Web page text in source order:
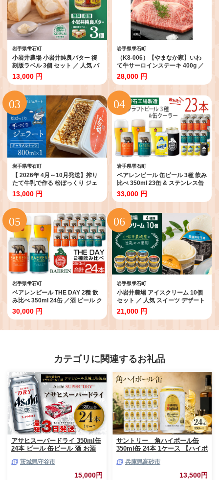
岩手県雫石町
小岩井農場 小岩井純良バター 復
刻版ラベル 3個 セット ／ 人気 バ
ター 醗酵バター 本格派 ヨーロッ
パタイプ 限定品 限定ラベル 乳製
品 個包装 小分け お取り寄せ ギフ
ト プチギフト 贈答用 贈り物 プレ
ゼント お祝い パーティー お土産
手土産 誕生日 記念日 冷蔵 おすす
め
13,000 円
岩手県雫石町
（K8-006）【やまなか家】いわ
て牛サーロインステーキ 400g ／
和牛 牛肉 ステーキ 肉 にく 家庭用
自家用 ご褒美 肉 贈り物 特別 高級
ごちそう プレゼント お取り寄せ
おすすめ おススメ
28,000 円
岩手県雫石町
【 2026年 4月～10月発送】搾り
たて牛乳で作る 松ぼっくり ジェ
ラート キャラメルナッツ 800ml
／ 定番 人気 スイーツ デザート ア
イス アイスクリーム 搾りたて し
ぼりたて 牛乳 キャラメル ナッツ
人気店 行列 評判 お取り寄せ ８０
０ｍｌ ファミリーサイズ おすす
め 予約 先行予約 早期予約
13,000 円
岩手県雫石町
ベアレンビール 缶ビール 3種 飲み
比べ 350ml 23缶 & ステンレス缶
クーラーセット ／ 酒 ビール クラ
フトビール 地ビール 缶 発泡酒 ２
３本 味比べ 雑貨 真空断熱 ステン
レス 保温 保冷 コップ 日用品 セッ
ト ラガービール ラガー ピルスナ
ー ドルトムンダー エクスポート
レモン ラードラー 低アルコール
フルーツビール お酒 お取り寄せ
家庭用 自宅用 ご褒美 人気 おすす
め
33,000 円
岩手県雫石町
ベアレンビール THE DAY 2種 飲
み比べ 350ml 24缶 ／酒 ビール ク
ラフトビール 地ビール 缶ビール
缶 ビール ２４本 24本 味比べ セ
ナー ドルトムンダー エクスポー
レゼント 贈答用 贈り物 人気 おす
30,000 円
岩手県雫石町
小岩井農場 アイスクリーム 10個
セット ／ 人気 スイーツ デザート
アイス カスタード バニラ 牛乳 り
んご 林檎 リンゴ ヨーグルト 4種
お取り寄せ ギフト プチギフト 贈
凍 おすすめ
21,000 円
カテゴリに関連するお礼品
アサヒスーパードライ 350ml缶
24本 ビール 缶ビール 酒 お酒
茨城県守谷市
15,000円
サントリー 角ハイボール缶
350ml缶 24本 1ケース 【ハイボ
県 高砂市 ふるさと納税】
兵庫県高砂市
13,500円